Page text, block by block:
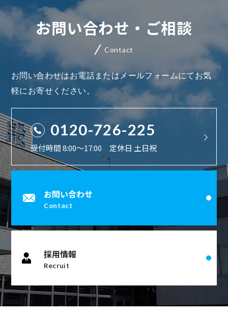
お問い合わせはお電話またはメールフォームにてお気
軽にお寄せください。
Contact
お問い合わせ・ご相談
0120-726-225
受付時間 8:00〜17:00 定休日 土日祝
お問い合わせ
Contact
採用情報
Recruit